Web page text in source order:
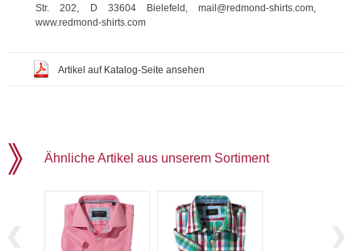
Str. 202, D 33604 Bielefeld, mail@redmond-shirts.com,
www.redmond-shirts.com
Artikel auf Katalog-Seite ansehen
Ähnliche Artikel aus unserem Sortiment